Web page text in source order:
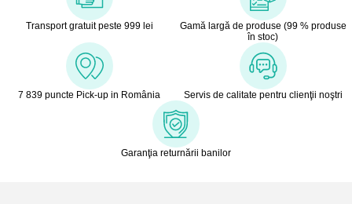
Transport gratuit peste 999 lei
Gamă largă de produse (99 % produse
în stoc)
7 839 puncte Pick-up in România Servis de calitate pentru clienţii noştri
Garanţia returnării banilor